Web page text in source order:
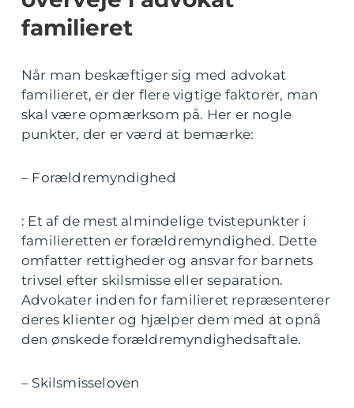
familieret
Når man beskæftiger sig med advokat
familieret, er der flere vigtige faktorer, man
skal være opmærksom på. Her er nogle
punkter, der er værd at bemærke:
– Forældremyndighed
: Et af de mest almindelige tvistepunkter i
familieretten er forældremyndighed. Dette
omfatter rettigheder og ansvar for barnets
trivsel efter skilsmisse eller separation.
Advokater inden for familieret repræsenterer
deres klienter og hjælper dem med at opnå
den ønskede forældremyndighedsaftale.
– Skilsmisseloven